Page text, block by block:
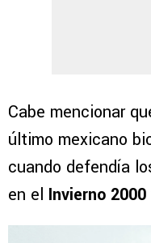
Cabe mencionar
último mexicano
cuando defendía
en el Invierno 2000